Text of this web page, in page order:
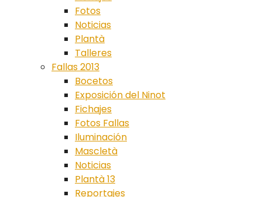
Fotos
Noticias
Plantà
Talleres
Fallas 2013
Bocetos
Exposición del Ninot
Fichajes
Fotos Fallas
Iluminación
Mascletà
Noticias
Plantà 13
Reportajes